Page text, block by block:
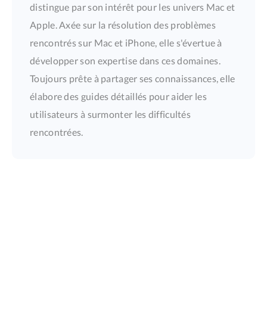
distingue par son intérêt pour les univers Mac et
Apple. Axée sur la résolution des problèmes
rencontrés sur Mac et iPhone, elle s'évertue à
développer son expertise dans ces domaines.
Toujours prête à partager ses connaissances, elle
élabore des guides détaillés pour aider les
utilisateurs à surmonter les difficultés
rencontrées.